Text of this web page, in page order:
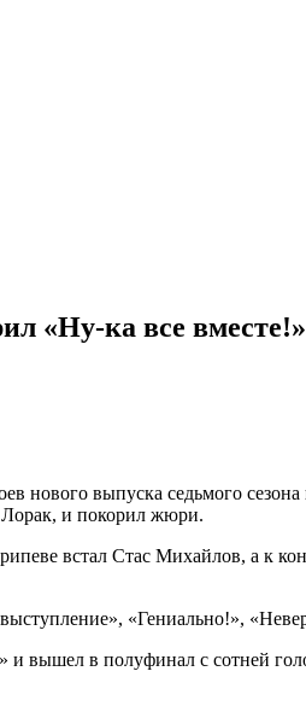
«Ну-ка все
нового выпуска седьмого
и покорил жюри.
встал Стас Михайлов, а к
«Гениально!»,